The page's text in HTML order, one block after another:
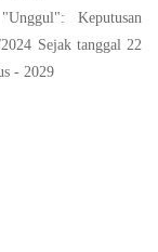
Keputusan
Sejak tanggal 22
- 2029